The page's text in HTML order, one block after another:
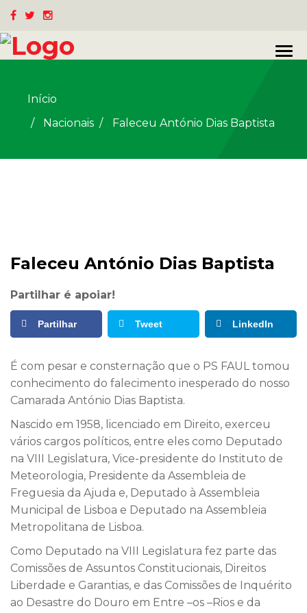
Início
Nacionais / Faleceu António Dias Baptista
Faleceu António Dias Baptista
Partilhar é apoiar!
Partilhar Tweet LinkedIn
É com pesar e consternação que o PS FAUL tomou
conhecimento do falecimento inesperado do nosso
Camarada António Dias Baptista.
Nascido em 1958, licenciado em Direito, exerceu
vários cargos políticos, entre eles como Deputado
na VIII Legislatura, Vice-presidente do Instituto de
Meteorologia, Presidente da Assembleia de
Freguesia da Ajuda e, Deputado à Assembleia
Municipal de Lisboa e Deputado na Assembleia
Metropolitana de Lisboa.
Como Deputado na VIII Legislatura fez parte das
Comissões de Assuntos Constitucionais, Direitos
Liberdade e Garantias, e das Comissões de Inquérito
ao Desastre do Douro em Entre –os –Rios e da